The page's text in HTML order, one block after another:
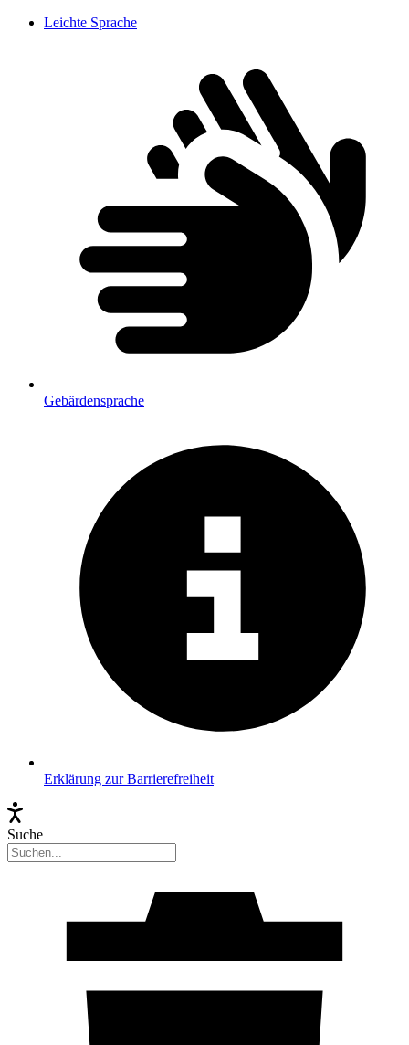
Leichte Sprache
Gebärdensprache
Erklärung zur Barrierefreiheit
Suche